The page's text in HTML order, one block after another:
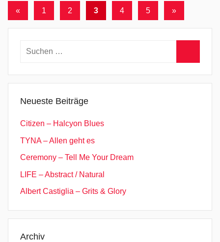
Seitennummerierung
der
Beiträge
« Vorherige
1 2 3 4 5
Nächste
»
Suchen
Neueste Beiträge
Citizen – Halcyon Blues
TYNA – Allen geht es
Ceremony – Tell Me Your Dream
LIFE – Abstract / Natural
Albert Castiglia – Grits & Glory
Archiv